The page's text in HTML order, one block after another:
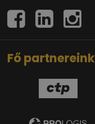
Fő partnereink